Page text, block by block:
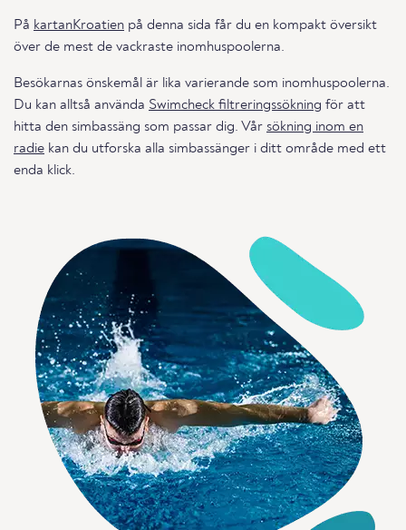
På kartanKroatien på denna sida får du en kompakt översikt
över de mest de vackraste inomhuspoolerna.
Besökarnas önskemål är lika varierande som inomhuspoolerna.
Du kan alltså använda Swimcheck filtreringssökning för att
hitta den simbassäng som passar dig. Vår sökning inom en
radie kan du utforska alla simbassänger i ditt område med ett
enda klick.